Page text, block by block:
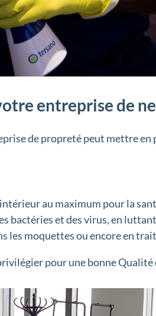
entreprise de
de propreté peut mettre en
au maximum pour la
bactéries et des virus, en
les moquettes ou encore en
pour une bonne Qualité